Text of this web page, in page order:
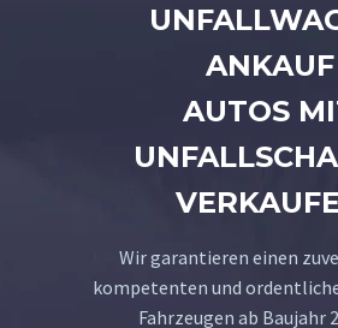
ANKAUF
AUTOS
Wir garantieren einen
kompetenten und
Fahrzeugen ab Baujahr